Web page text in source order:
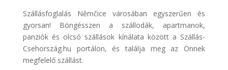
Discover
Cars
Transzfer
Szállásfoglalás Němčice városában egyszerűen és
gyorsan! Böngésszen a szállodák, apartmanok,
panziók és olcsó szállások kínálata között a Szállás-
Csehország.hu portálon, és találja meg az Önnek
megfelelő szállást.